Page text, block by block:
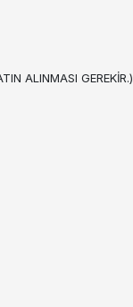
ALINMASI GEREKİR.)